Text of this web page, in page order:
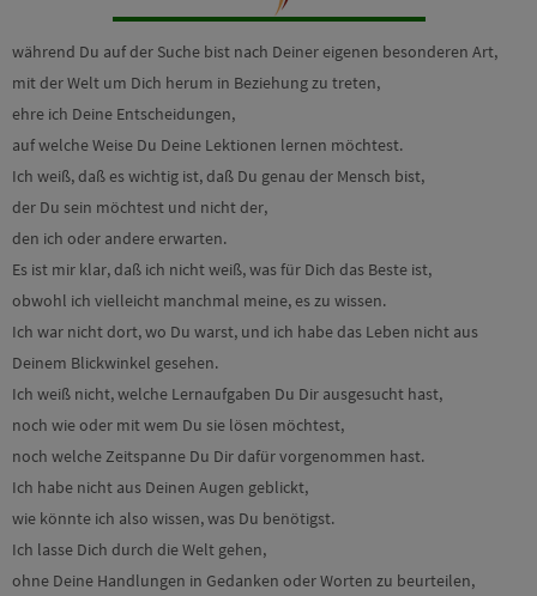
während Du auf der Suche bist nach Deiner eigenen besonderen Art,
mit der Welt um Dich herum in Beziehung zu treten,
ehre ich Deine Entscheidungen,
auf welche Weise Du Deine Lektionen lernen möchtest.
Ich weiß, daß es wichtig ist, daß Du genau der Mensch bist,
der Du sein möchtest und nicht der,
den ich oder andere erwarten.
Es ist mir klar, daß ich nicht weiß, was für Dich das Beste ist,
obwohl ich vielleicht manchmal meine, es zu wissen.
Ich war nicht dort, wo Du warst, und ich habe das Leben nicht aus
Deinem Blickwinkel gesehen.
Ich weiß nicht, welche Lernaufgaben Du Dir ausgesucht hast,
noch wie oder mit wem Du sie lösen möchtest,
noch welche Zeitspanne Du Dir dafür vorgenommen hast.
Ich habe nicht aus Deinen Augen geblickt,
wie könnte ich also wissen, was Du benötigst.
Ich lasse Dich durch die Welt gehen,
ohne Deine Handlungen in Gedanken oder Worten zu beurteilen,